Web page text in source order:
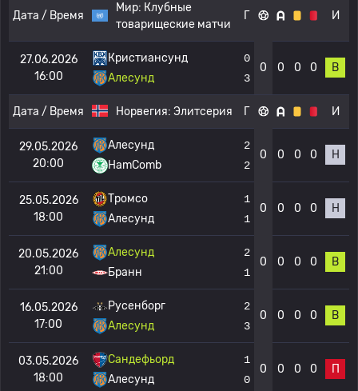
Дата / Время
Мир: Клубные
товарищеские матчи
Г И
27.06.2026
16:00
Кристиансунд
Алесунд
0
3
0 0 0 0 В
Дата / Время Норвегия: Элитсерия Г И
29.05.2026
20:00
Алесунд
HamComb
2
2
0 0 0 0 Н
25.05.2026
18:00
Тромсо
Алесунд
1
1
0 0 0 0 Н
20.05.2026
21:00
Алесунд
Бранн
2
1
0 0 0 0 В
16.05.2026
17:00
Русенборг
Алесунд
2
3
0 0 0 0 В
03.05.2026
18:00
Сандефьорд
Алесунд
1
0
0 0 0 0 П